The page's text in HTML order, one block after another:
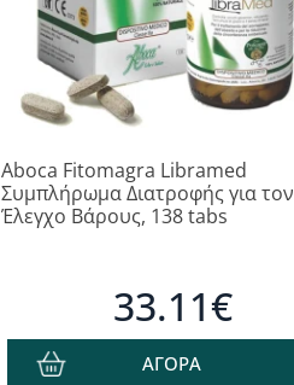
Aboca Fitomagra Libramed
Συμπλήρωμα Διατροφής για τον
Έλεγχο Βάρους, 138 tabs
33.11€
ΑΓΟΡΑ